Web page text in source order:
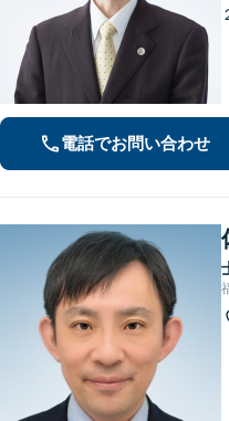
電話でお問い合わせ